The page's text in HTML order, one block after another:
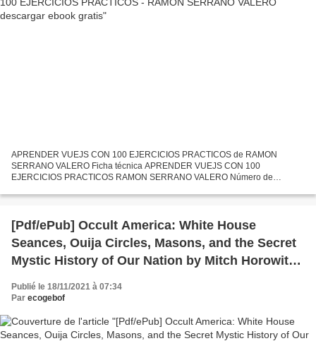
APRENDER VUEJS CON 100 EJERCICIOS PRACTICOS de RAMON
SERRANO VALERO Ficha técnica APRENDER VUEJS CON 100
EJERCICIOS PRACTICOS RAMON SERRANO VALERO Número de
9788426728029 Editorial:...
[Pdf/ePub] Occult America: White House
Seances, Ouija Circles, Masons, and the Secret
Mystic History of Our Nation by Mitch Horowitz
Publié le 18/11/2021 à 07:34
Par ecogebof